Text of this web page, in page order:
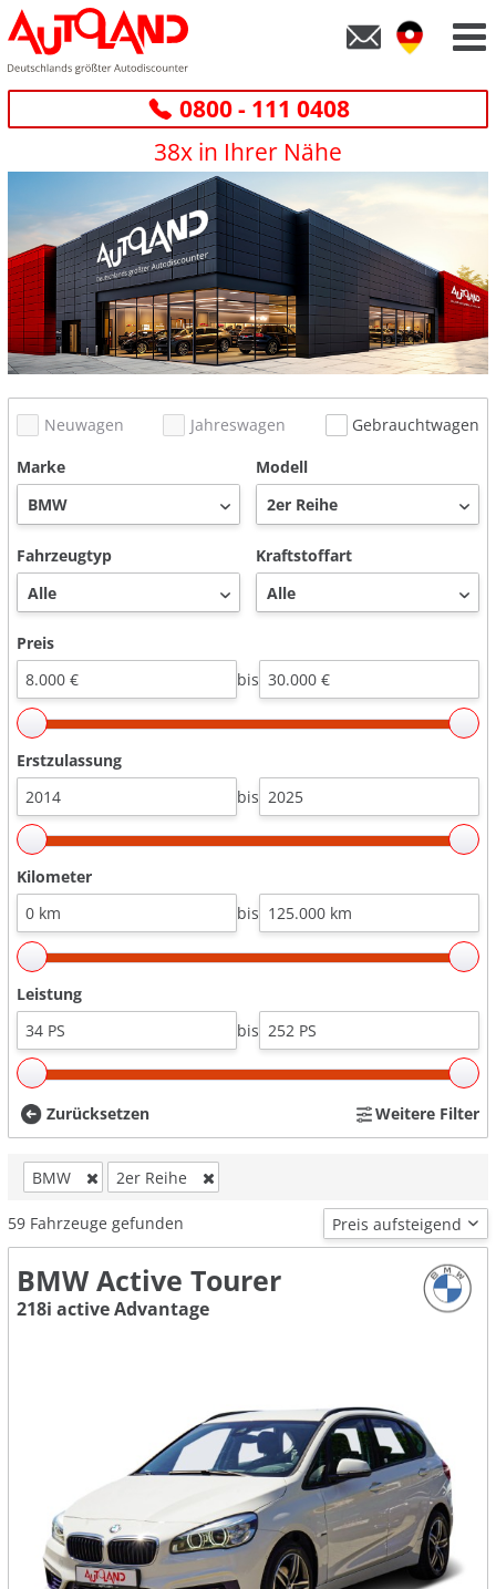
0800 - 111 0408
38x in Ihrer Nähe
Neuwagen Jahreswagen
Gebrauchtwagen
Marke
Modell
Fahrzeugtyp Kraftstoffart
Preis
bis
Erstzulassung
bis
Kilometer
bis
Leistung
bis
Zurücksetzen Weitere Filter
BMW 2er Reihe
59 Fahrzeuge gefunden
BMW Active Tourer
218i active Advantage